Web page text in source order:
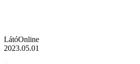
LátóOnline
2023.05.01